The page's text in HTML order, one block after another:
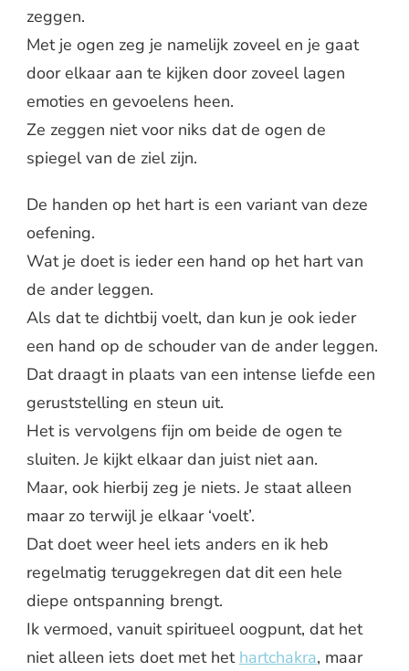
zeggen.
Met je ogen zeg je namelijk zoveel en je gaat
door elkaar aan te kijken door zoveel lagen
emoties en gevoelens heen.
Ze zeggen niet voor niks dat de ogen de
spiegel van de ziel zijn.
De handen op het hart is een variant van deze
oefening.
Wat je doet is ieder een hand op het hart van
de ander leggen.
Als dat te dichtbij voelt, dan kun je ook ieder
een hand op de schouder van de ander leggen.
Dat draagt in plaats van een intense liefde een
geruststelling en steun uit.
Het is vervolgens fijn om beide de ogen te
sluiten. Je kijkt elkaar dan juist niet aan.
Maar, ook hierbij zeg je niets. Je staat alleen
maar zo terwijl je elkaar ‘voelt’.
Dat doet weer heel iets anders en ik heb
regelmatig teruggekregen dat dit een hele
diepe ontspanning brengt.
Ik vermoed, vanuit spiritueel oogpunt, dat het
niet alleen iets doet met het hartchakra, maar